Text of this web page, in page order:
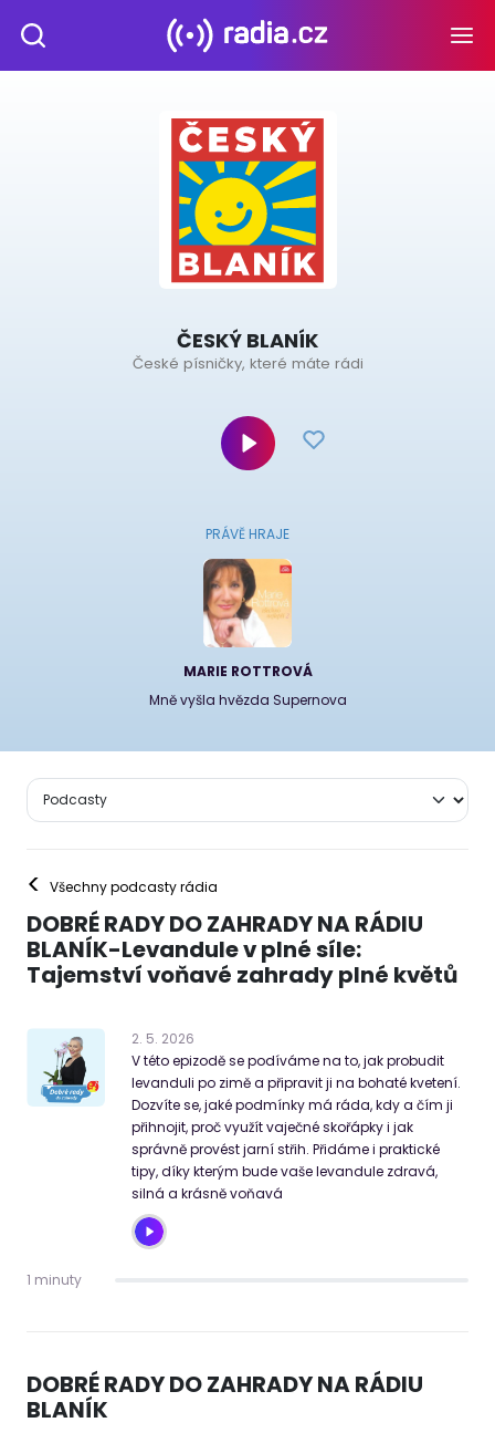
ČESKÝ BLANÍK
České písničky, které máte rádi
PRÁVĚ HRAJE
MARIE ROTTROVÁ
Mně vyšla hvězda Supernova
< Všechny podcasty rádia
DOBRÉ RADY DO ZAHRADY NA RÁDIU
BLANÍK-Levandule v plné síle:
Tajemství voňavé zahrady plné květů
2. 5. 2026
V této epizodě se podíváme na to, jak probudit
levanduli po zimě a připravit ji na bohaté kvetení.
Dozvíte se, jaké podmínky má ráda, kdy a čím ji
přihnojit, proč využít vaječné skořápky i jak
správně provést jarní střih. Přidáme i praktické
tipy, díky kterým bude vaše levandule zdravá,
silná a krásně voňavá
1 minuty
DOBRÉ RADY DO ZAHRADY NA RÁDIU
BLANÍK